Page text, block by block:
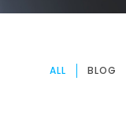
ALL BLOG